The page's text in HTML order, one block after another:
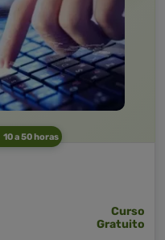
10 a 50 horas
Curso
Gratuito